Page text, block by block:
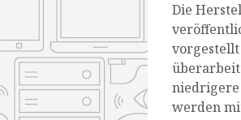
Die
vorgestellt
niedrigere
werden